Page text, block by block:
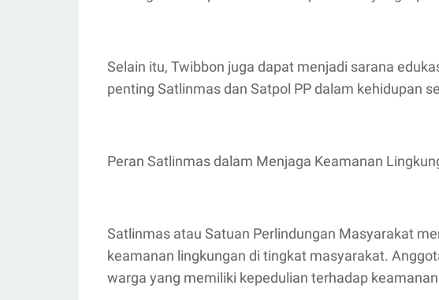
Selain itu, Twibbon juga dapat menjadi sarana
penting Satlinmas dan Satpol PP dalam kehidupan
Peran Satlinmas dalam Menjaga Keamanan
Satlinmas atau Satuan Perlindungan Masyarakat
keamanan lingkungan di tingkat masyarakat.
warga yang memiliki kepedulian terhadap